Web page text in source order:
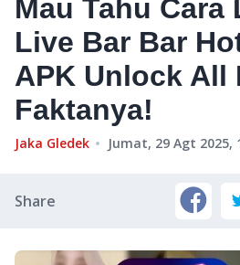
Mau Tahu Cara
Live Bar Bar
APK Unlock All
Faktanya!
Jaka Gledek Jumat, 29 Agt 2025,
Share